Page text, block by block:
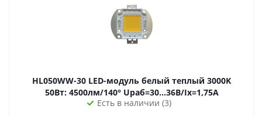
HL050WW-30 LED-модуль белый теплый 3000K
50Вт: 4500лм/140° Uраб=30...36В/Ix=1,75А
Есть в наличии (3)